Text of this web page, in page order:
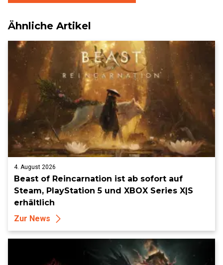
Ähnliche Artikel
4. August 2026
Beast of Reincarnation ist ab sofort auf
Steam, PlayStation 5 und XBOX Series X|S
erhältlich
Zur News